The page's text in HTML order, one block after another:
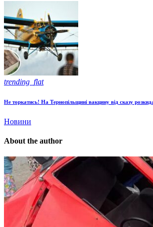
trending_flat
Не торкатись! На Тернопільщині вакцину від сказу
Новини
About the author